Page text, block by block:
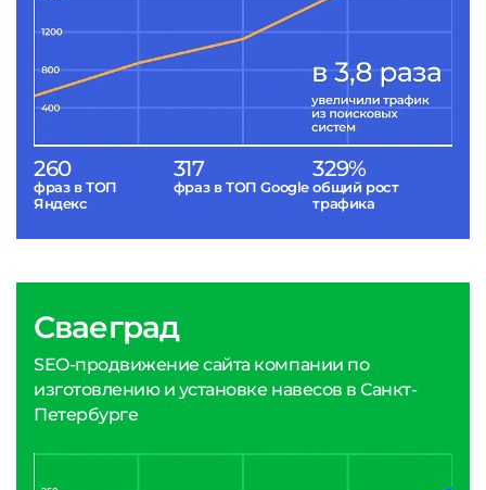
260
фраз в ТОП
Яндекс
317
фраз в ТОП Google
329%
общий рост
трафика
Сваеград
SEO-продвижение сайта компании по
изготовлению и установке навесов в Санкт-
Петербурге